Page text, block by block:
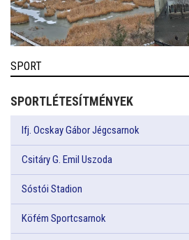
SPORT
SPORTLÉTESÍTMÉNYEK
Ifj. Ocskay Gábor Jégcsarnok
Csitáry G. Emil Uszoda
Sóstói Stadion
Köfém Sportcsarnok